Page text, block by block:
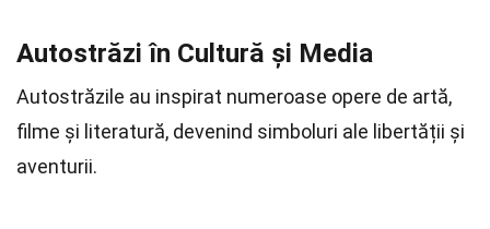
Autostrăzi în Cultură și Media
Autostrăzile au inspirat numeroase opere de artă,
filme și literatură, devenind simboluri ale libertății și
aventurii.